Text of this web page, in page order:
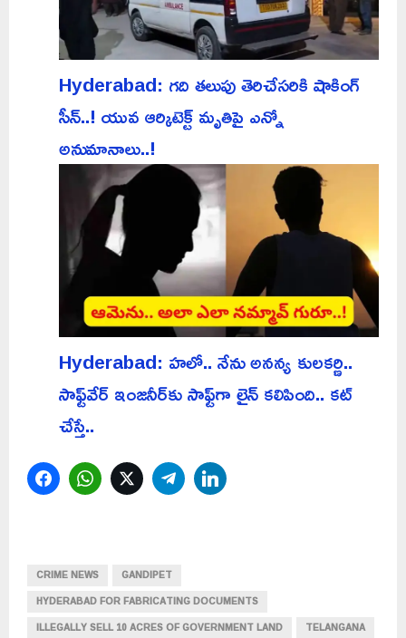
Hyderabad: గది తలుపు తెరిచేసరికి షాకింగ్
సీన్..! యువ ఆర్కిటెక్ట్ మృతిపై ఎన్నో
అనుమానాలు..!
Hyderabad: హలో.. నేను అనన్య కులకర్ణి..
సాఫ్ట్‌వేర్ ఇంజనీర్‌కు సాఫ్ట్‌గా లైన్ కలిపింది.. కట్
చేస్తే..
FacebookWhatsAppTwitterTelegram
CRIME NEWS
GANDIPET
HYDERABAD FOR FABRICATING DOCUMENTS
ILLEGALLY SELL 10 ACRES OF GOVERNMENT LAND
TELANGANA